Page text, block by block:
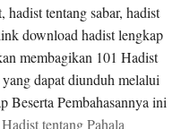
hadist tentang sabar, hadist
download hadist lengkap
membagikan 101 Hadist
dapat diunduh melalui
Pembahasannya ini
Hadist tentang Pahala